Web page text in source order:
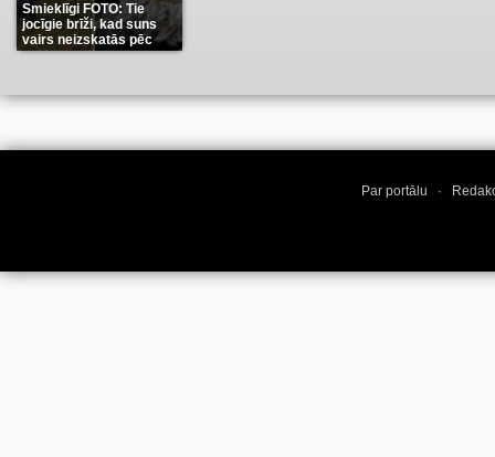
Smieklīgi FOTO: Tie
jocīgie brīži, kad suns
vairs neizskatās pēc
suņa(11)
Par portālu ·